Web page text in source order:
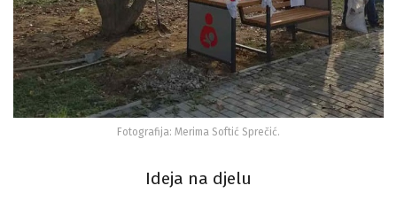
Fotografija: Merima Softić Sprečić.
Ideja na djelu